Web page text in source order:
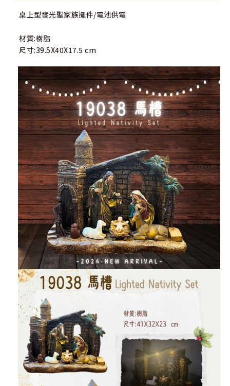
桌上型發光聖家族擺件/電池供電
材質:樹脂
尺寸:39.5X40X17.5 cm